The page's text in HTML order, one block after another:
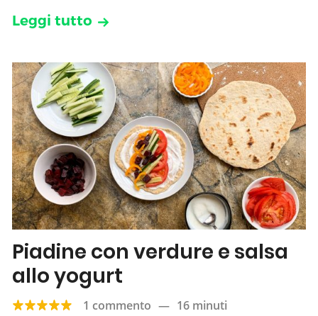
Leggi tutto
Piadine con verdure e salsa
allo yogurt
1 commento — 16 minuti